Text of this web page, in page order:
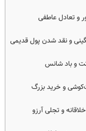
و تعادل عاطفی
و نقد شدن پول قدیمی
و باد شانس
و خرید بزرگ
و تجلی آرزو